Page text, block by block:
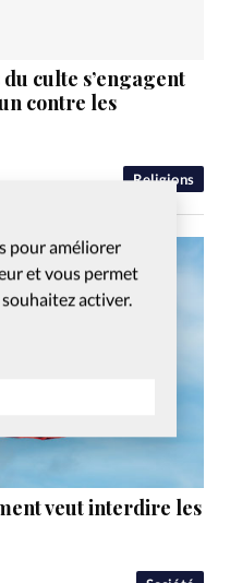
pour améliorer
et vous permet
activer.
Religions
culte s’engagent
contre les
veut interdire les